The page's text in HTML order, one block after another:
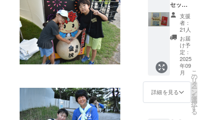
る可能
性があ
りま
す。詳
細は、
ガイド
協会の
HPをご
確認く
ださ
い。
https://
yokoka
naguide
ます。
使い慣
れた筆
記用具
をお持
ちいた
だいて
も構い
ませ
（瞑
想）：
サイ
ズ：横
約７cm
縦 約７
cm 裏
面：安
全ピ
ン、ク
リップ
※手作業
め、花
の開き
セット
（シー
ルの図
柄は届
いてか
らのお
楽し
み）
セッ
ト】 昔
と今の
横浜金
沢を重
ねて見
る事が
出来る
今昔地
図と“ア
ンクル
トリ
ス”の生
みの親
支援
者：
21人
お届
け予
定：
2025
年09
月
詳細を見る
こ
の
リ
タ
ー
ン
を
選
択
す
る